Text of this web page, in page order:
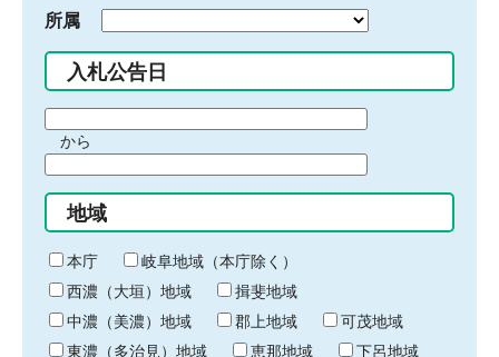
所属
入札公告日
間
始
り
から
間
終
わ
り
地域
本庁
岐阜地域（本庁除く）
西濃（大垣）地域
揖斐地域
中濃（美濃）地域
郡上地域
可茂地域
東濃（多治見）地域
恵那地域
下呂地域